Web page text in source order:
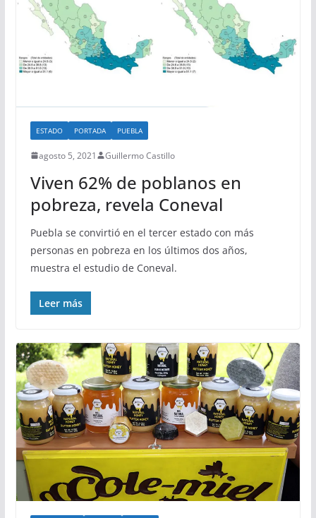
ESTADO PORTADA PUEBLA
agosto 5, 2021 Guillermo Castillo
Viven 62% de poblanos en
pobreza, revela Coneval
Puebla se convirtió en el tercer estado con más
personas en pobreza en los últimos dos años,
muestra el estudio de Coneval.
Leer más